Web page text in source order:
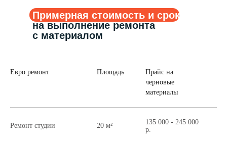
Примерная стоимость и сроки
на выполнение ремонта
с материалом
Евро ремонт Площадь
Прайс на
черновые
материалы
Ремонт студии 20 м²
135 000 - 245 000
р.